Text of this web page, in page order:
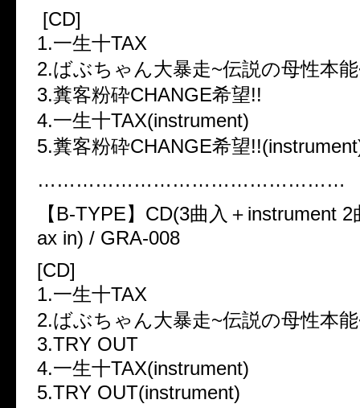
[CD]
1.一生十TAX
2.ばぶちゃん大暴走~伝説の母性本
3.糞客粉砕CHANGE希望!!
4.一生十TAX(instrument)
5.糞客粉砕CHANGE希望
…………………………………………
【B-TYPE】CD(3曲入＋instrument
ax in) / GRA-008
[CD]
1.一生十TAX
2.ばぶちゃん大暴走~伝説の母性本
3.TRY OUT
4.一生十TAX(instrument)
5.TRY OUT(instrument)